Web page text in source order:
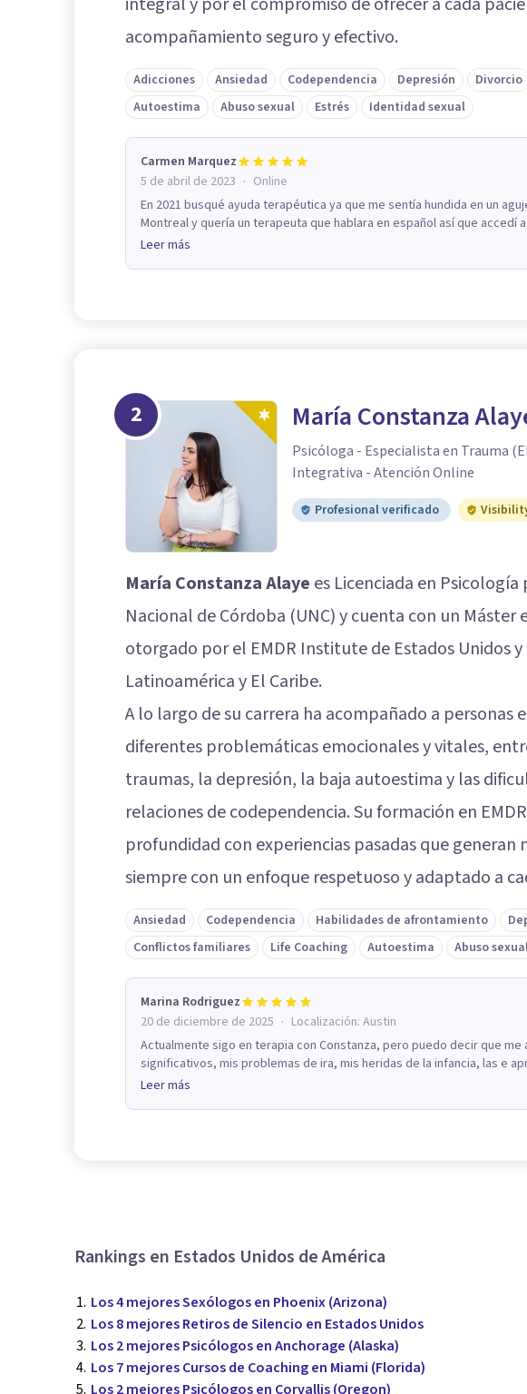
acompañamiento seguro y efectivo.
Adicciones Ansiedad Codependencia Depresión Divorcio
Autoestima
Abuso sexual Estrés Identidad sexual
Carmen Marquez
5 de abril de 2023 · Online
En 2021 busqué ayuda terapéutica ya que me sentía hundida en un
Montreal y quería un terapeuta que hablara en español así que accedí a
Leer más
2 María Constanza
Psicóloga - Especialista en Trauma
Integrativa - Atención Online
Profesional verificado
María Constanza Alaye es Licenciada en
Nacional de Córdoba (UNC) y cuenta con un Máster
otorgado por el EMDR Institute de Estados Unidos y
Latinoamérica y El Caribe.
A lo largo de su carrera ha acompañado a personas
diferentes problemáticas emocionales y vitales,
traumas, la depresión, la baja autoestima y las
relaciones de codependencia. Su formación en
profundidad con experiencias pasadas que
siempre con un enfoque respetuoso y adaptado a
Ansiedad Codependencia Habilidades de afrontamiento
Conflictos familiares
Life Coaching Autoestima Abuso
Marina Rodriguez
20 de diciembre de 2025 · Localización: Austin
Actualmente sigo en terapia con Constanza, pero puedo decir que me
significativos, mis problemas de ira, mis heridas de la infancia, las e
Leer más
Rankings en Estados Unidos de América
Los 4 mejores Sexólogos en Phoenix (Arizona)
Los 8 mejores Retiros de Silencio en Estados Unidos
Los 2 mejores Psicólogos en Anchorage (Alaska)
Los 7 mejores Cursos de Coaching en Miami (Florida)
Los 2 mejores Psicólogos en Corvallis (Oregon)